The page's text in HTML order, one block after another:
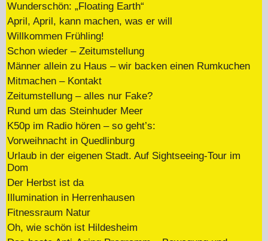
Wunderschön: „Floating Earth“
April, April, kann machen, was er will
Willkommen Frühling!
Schon wieder – Zeitumstellung
Männer allein zu Haus – wir backen einen Rumkuchen
Mitmachen – Kontakt
Zeitumstellung – alles nur Fake?
Rund um das Steinhuder Meer
K50p im Radio hören – so geht’s:
Vorweihnacht in Quedlinburg
Urlaub in der eigenen Stadt. Auf Sightseeing-Tour im
Dom
Der Herbst ist da
Illumination in Herrenhausen
Fitnessraum Natur
Oh, wie schön ist Hildesheim